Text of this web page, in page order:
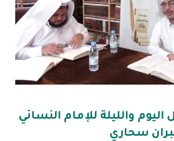
والليلة للإمام النسائي